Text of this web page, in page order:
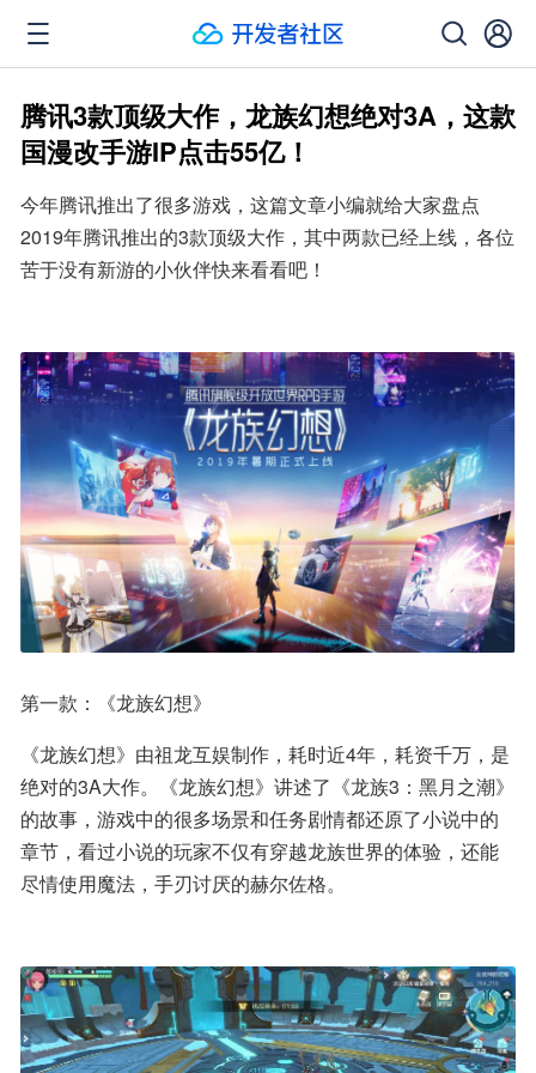
腾讯3款顶级大作，龙族幻想绝对3A，这款
国漫改手游IP点击55亿！
今年腾讯推出了很多游戏，这篇文章小编就给大家盘点
2019年腾讯推出的3款顶级大作，其中两款已经上线，各位
苦于没有新游的小伙伴快来看看吧！
第一款：《龙族幻想》
《龙族幻想》由祖龙互娱制作，耗时近4年，耗资千万，是
绝对的3A大作。《龙族幻想》讲述了《龙族3：黑月之潮》
的故事，游戏中的很多场景和任务剧情都还原了小说中的
章节，看过小说的玩家不仅有穿越龙族世界的体验，还能
尽情使用魔法，手刃讨厌的赫尔佐格。